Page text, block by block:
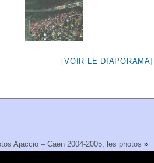
[VOIR LE DIAPORAMA]
Ajaccio – Caen 2004-2005, les photos »